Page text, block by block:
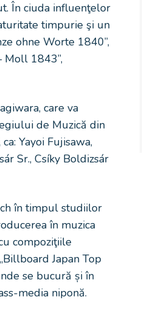
În ciuda influenţelor
timpurie şi un
ohne Worte 1840”,
Moll 1843”,
care va
de Muzică din
Yayoi Fujisawa,
Sr., Csíky Boldizsár
în timpul studiilor
în muzica
compoziţiile
Japan Top
se bucură și în
media niponă.